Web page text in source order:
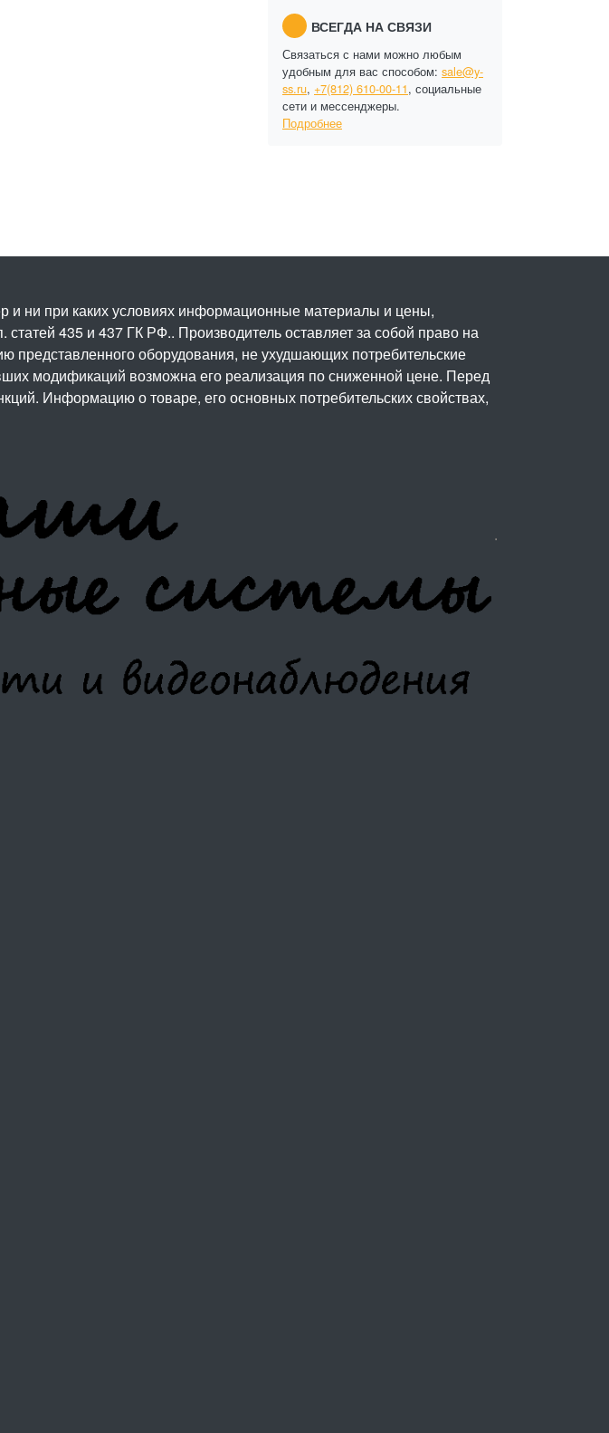
ВСЕГДА НА СВЯЗИ
Связаться с нами можно любым
удобным для вас способом: sale@y-
ss.ru, +7(812) 610-00-11, социальные
сети и мессенджеры.
Подробнее
ни при каких условиях информационные материалы и цены,
435 и 437 ГК РФ.. Производитель оставляет за собой право на
представленного оборудования, не ухудшающих потребительские
модификаций возможна его реализация по сниженной цене. Перед
Информацию о товаре, его основных потребительских свойствах,